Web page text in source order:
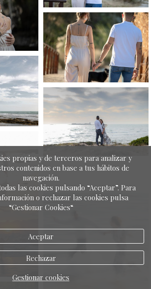
propias y de terceros para analizar y
contenidos en base a tus hábitos de
navegación.
las cookies pulsando “Aceptar”. Para
o rechazar las cookies pulsa
“Gestionar Cookies“
Aceptar
Rechazar
Gestionar cookies